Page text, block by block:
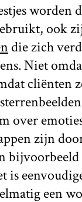
worden
ook
die zich
Niet
cliënten
over
zijn
is
een